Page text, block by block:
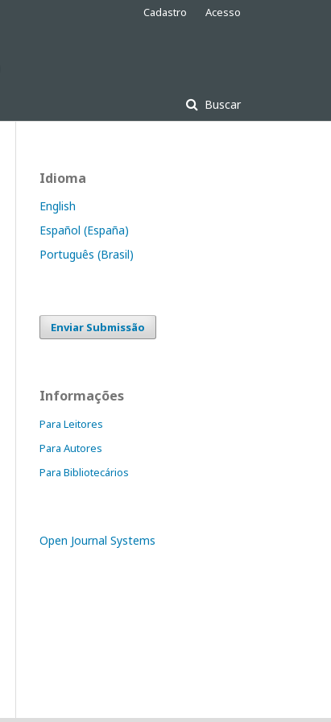
Buscar
Cadastro Acesso
Idioma
English
Español (España)
Português (Brasil)
Enviar Submissão
Informações
Para Leitores
Para Autores
Para Bibliotecários
Open Journal Systems